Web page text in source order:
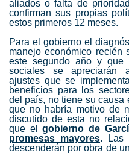
aliados o falta de
confirman sus propias
estos primeros 12 meses.
Para el gobierno el
manejo económico recién
este segundo año y que
sociales se apreciarán
ajustes que se
beneficios para los
del país, no tiene su causa
que no habría motivo de
discutido de esta no
que elgobierno de
promesas mayores. Las
descenderán por obra de